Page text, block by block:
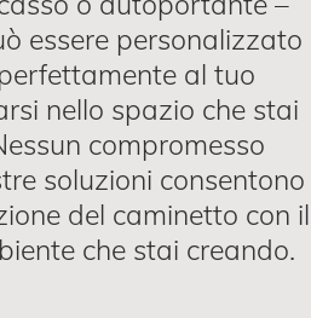
essere personalizzato
al tuo
nello spazio che stai
compromesso
soluzioni consentono
del caminetto con il
che stai creando.